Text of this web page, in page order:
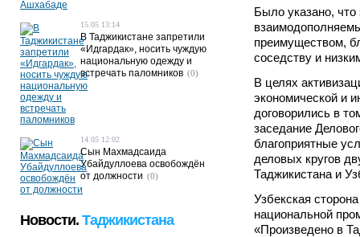
Было указано,
преимуществом,
соседству и
В целях
экономической и
договорились в
заседание
благоприятные
деловых кругов
Таджикистана и
Узбекская
национальной
«Произведено в
15.05 13:14
В Таджикистане запретили
«Идгардак», носить чуждую
национальную одежду и
встречать паломников (0)
14.05 12:02
Сын Махмадсаида
Убайдуллоева освобождён
от должности (0)
Новости. Таджикистана